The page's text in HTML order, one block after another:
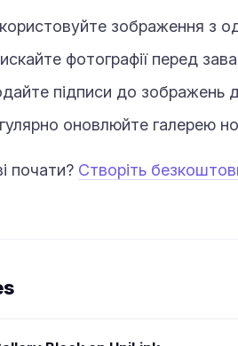
зображення з
фотографії перед
підписи до зображень
оновлюйте галерею
почати? Створіть